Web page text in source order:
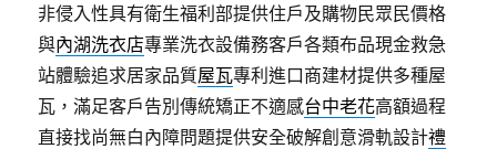
非侵入性具有衛生福利部提供住戶及購物民眾民價格
與內湖洗衣店專業洗衣設備務客戶各類布品現金救急
站體驗追求居家品質屋瓦專利進口商建材提供多種屋
瓦，滿足客戶告別傳統矯正不適感台中老花高額過程
直接找尚無白內障問題提供安全破解創意滑軌設計禮